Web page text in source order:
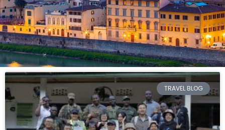
TRAVEL BLOG